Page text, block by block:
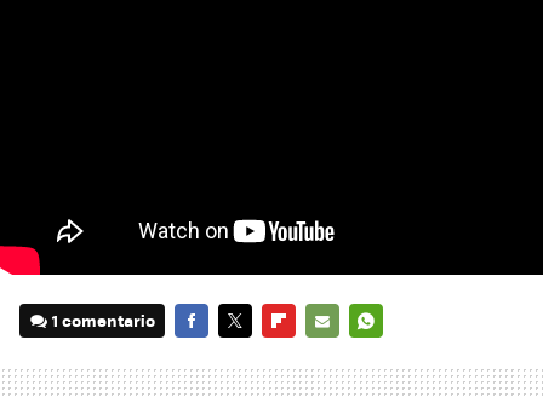
1 comentario
MAIL